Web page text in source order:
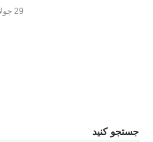
29 جولای 2026
جستجو کنید